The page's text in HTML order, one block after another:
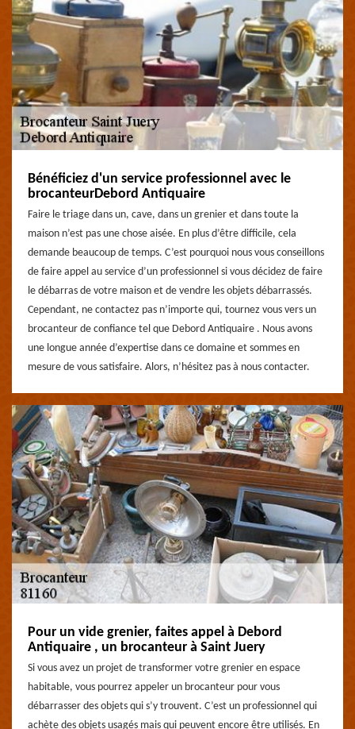
Bénéficiez d'un service professionnel avec le
brocanteurDebord Antiquaire
Faire le triage dans un, cave, dans un grenier et dans toute la
maison n’est pas une chose aisée. En plus d’être difficile, cela
demande beaucoup de temps. C’est pourquoi nous vous conseillons
de faire appel au service d’un professionnel si vous décidez de faire
le débarras de votre maison et de vendre les objets débarrassés.
Cependant, ne contactez pas n’importe qui, tournez vous vers un
brocanteur de confiance tel que Debord Antiquaire . Nous avons
une longue année d’expertise dans ce domaine et sommes en
mesure de vous satisfaire. Alors, n’hésitez pas à nous contacter.
Pour un vide grenier, faites appel à Debord
Antiquaire , un brocanteur à Saint Juery
Si vous avez un projet de transformer votre grenier en espace
habitable, vous pourrez appeler un brocanteur pour vous
débarrasser des objets qui s’y trouvent. C’est un professionnel qui
achète des objets usagés mais qui peuvent encore être utilisés. En